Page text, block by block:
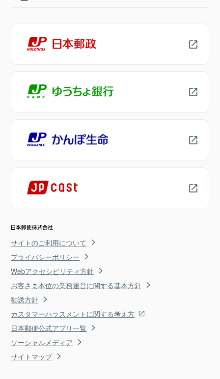
サイトのご利用について
プライバシーポリシー
Webアクセシビリティ方針
お客さま本位の業務運営に関する基本方針
勧誘方針
カスタマーハラスメントに関する考え方
日本郵便公式アプリ一覧
ソーシャルメディア
サイトマップ